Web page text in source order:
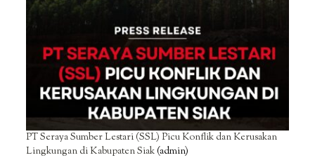
PT Seraya Sumber Lestari (SSL) Picu Konflik dan Kerusakan
Lingkungan di Kabupaten Siak(admin)